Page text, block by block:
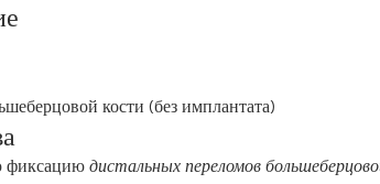
кости (без имплантата)
фиксацию дистальных переломов